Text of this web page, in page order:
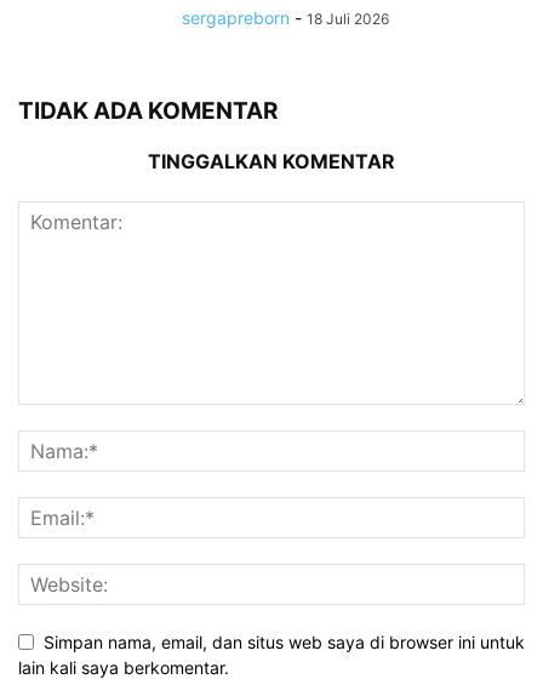
sergapreborn - 18 Juli 2026
TIDAK ADA KOMENTAR
TINGGALKAN KOMENTAR
Simpan nama, email, dan situs web saya di browser ini untuk
lain kali saya berkomentar.